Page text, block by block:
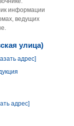
информации
ведущих
улица)
адрес]
адрес]